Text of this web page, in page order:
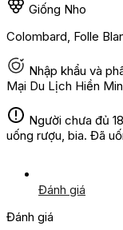
Giống Nho
Colombard, Folle
Nhập khẩu và
Mại Du Lịch Hiền
Người chưa đủ
uống rượu, bia. Đã
Đánh giá
Đánh giá